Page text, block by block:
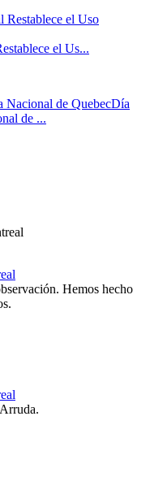
el Us...
Día
de ...
Hemos hecho